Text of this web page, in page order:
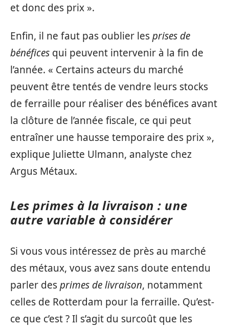
et donc des prix ».
Enfin, il ne faut pas oublier lesprises de
bénéfices qui peuvent intervenir à la fin de
l’année. « Certains acteurs du marché
peuvent être tentés de vendre leurs stocks
de ferraille pour réaliser des bénéfices avant
la clôture de l’année fiscale, ce qui peut
entraîner une hausse temporaire des prix »,
explique Juliette Ulmann, analyste chez
Argus Métaux.
Les primes à la livraison : une
autre variable à considérer
Si vous vous intéressez de près au marché
des métaux, vous avez sans doute entendu
parler desprimes de livraison, notamment
celles de Rotterdam pour la ferraille. Qu’est-
ce que c’est ? Il s’agit du surcoût que les